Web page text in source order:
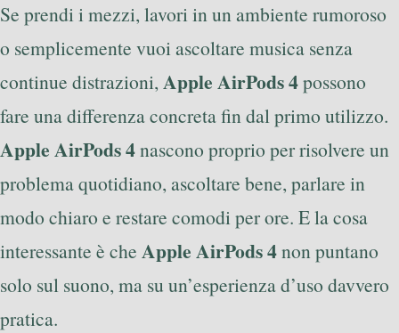
Se prendi i mezzi, lavori in un ambiente rumoroso
o semplicemente vuoi ascoltare musica senza
continue distrazioni, Apple AirPods 4possono
fare una differenza concreta fin dal primo utilizzo.
Apple AirPods 4nascono proprio per risolvere un
problema quotidiano, ascoltare bene, parlare in
modo chiaro e restare comodi per ore. E la cosa
interessante è che Apple AirPods 4non puntano
solo sul suono, ma su un’esperienza d’uso davvero
pratica.